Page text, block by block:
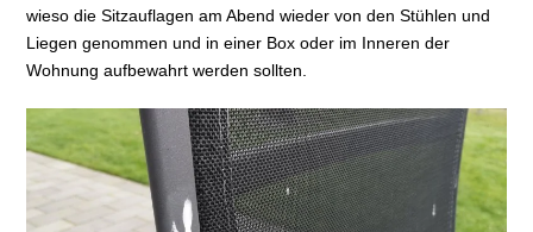
wieso die Sitzauflagen am Abend wieder von den Stühlen und
Liegen genommen und in einer Box oder im Inneren der
Wohnung aufbewahrt werden sollten.